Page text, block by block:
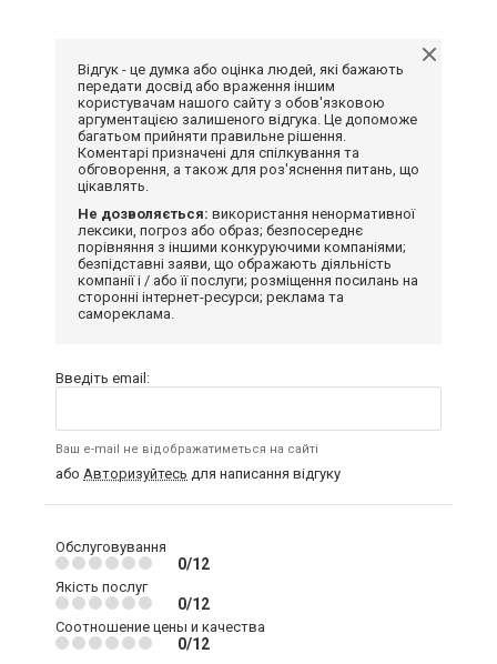
Відгук - це думка або оцінка людей, які бажають
передати досвід або враження іншим
користувачам нашого сайту з обов'язковою
аргументацією залишеного відгука. Це допоможе
багатьом прийняти правильне рішення.
Коментарі призначені для спілкування та
обговорення, а також для роз'яснення питань, що
цікавлять.
Не дозволяється: використання ненормативної
лексики, погроз або образ; безпосереднє
порівняння з іншими конкуруючими компаніями;
безпідставні заяви, що ображають діяльність
компанії і / або її послуги; розміщення посилань на
сторонні інтернет-ресурси; реклама та
самореклама.
Введіть email:
Ваш e-mail не відображатиметься на сайті
або Авторизуйтесь для написання відгуку
Обслуговування
0/12
Якість послуг
0/12
Соотношение цены и качества
0/12